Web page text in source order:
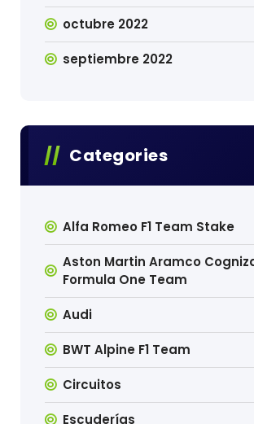
octubre 2022
septiembre 2022
Categories
Alfa Romeo F1 Team Stake
Aston Martin Aramco
Formula One Team
Audi
BWT Alpine F1 Team
Circuitos
Escuderías